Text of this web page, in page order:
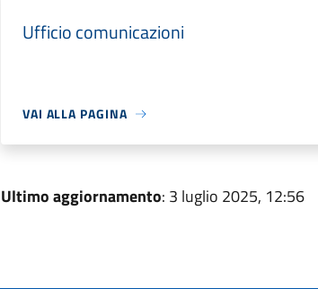
Ufficio comunicazioni
VAI ALLA PAGINA
Ultimo aggiornamento: 3 luglio 2025, 12:56